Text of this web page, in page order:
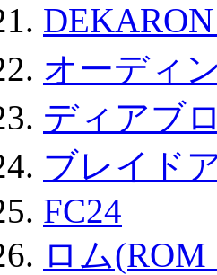
オーディ
ディアブ
ブレイド
FC24
ロム(ROM